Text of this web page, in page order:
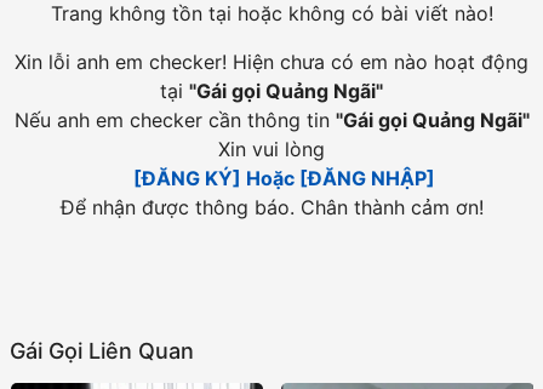
Trang không tồn tại hoặc không có bài viết nào!
Xin lỗi anh em checker! Hiện chưa có em nào hoạt động
tại "Gái gọi Quảng Ngãi"
Nếu anh em checker cần thông tin "Gái gọi Quảng Ngãi"
Xin vui lòng
[ĐĂNG KÝ] Hoặc [ĐĂNG NHẬP]
Để nhận được thông báo. Chân thành cảm ơn!
Gái Gọi Liên Quan